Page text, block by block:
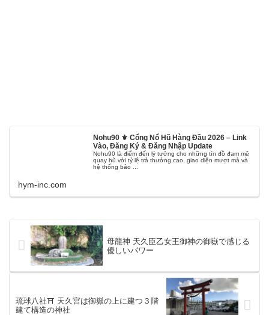
Nohu90 ⚜️ Cổng Nổ Hũ Hàng Đầu 2026 – Link
Vào, Đăng Ký & Đăng Nhập Update
Nohu90 là điểm đến lý tưởng cho những tín đồ đam mê
quay hũ với tỷ lệ trả thưởng cao, giao diện mượt mà và
hệ thống bảo ...
hym-inc.com
母龍神 天久臣乙女王御神の御嶽で感じる
優しいパワー
琉球八社⛩ 天久宮は御嶽の上に建つ３階
建て構造の神社